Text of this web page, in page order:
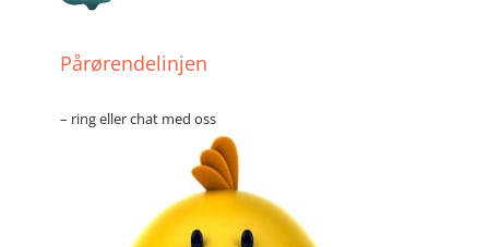
Pårørendelinjen
– ring eller chat med oss